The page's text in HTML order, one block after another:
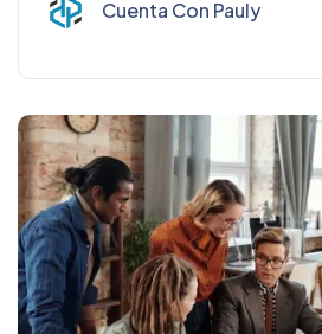
Cuenta Con Pauly